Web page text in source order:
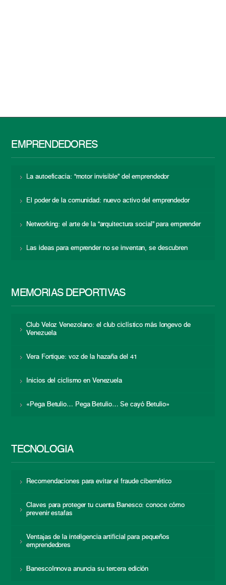
EMPRENDEDORES
La autoeficacia: “motor invisible” del emprendedor
El poder de la comunidad: nuevo activo del emprendedor
Networking: el arte de la “arquitectura social” para emprender
Las ideas para emprender no se inventan, se descubren
MEMORIAS DEPORTIVAS
Club Veloz Venezolano: el club ciclístico más longevo de
Venezuela
Vera Fortique: voz de la hazaña del 41
Inicios del ciclismo en Venezuela
«Pega Betulio… Pega Betulio… Se cayó Betulio»
TECNOLOGÍA
Recomendaciones para evitar el fraude cibernético
Claves para proteger tu cuenta Banesco: conoce cómo
prevenir estafas
Ventajas de la inteligencia artificial para pequeños
emprendedores
BanescoInnova anuncia su tercera edición